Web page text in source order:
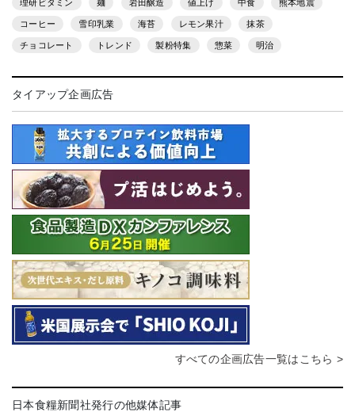
理研ビタミン 麺 岩田醸造 値上げ 中食 熊本地震
コーヒー 雪印乳業 海苔 レモン果汁 抹茶
チョコレート トレンド 製粉特集 惣菜 明治
タイアップ企画広告
すべての企画広告一覧はこちら >
日本食糧新聞社発行の他媒体記事